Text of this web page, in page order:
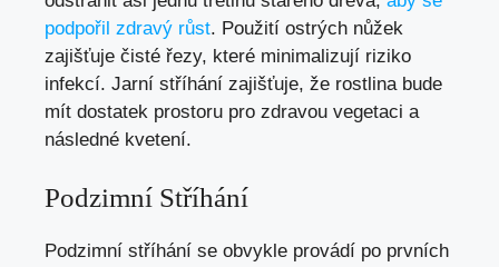
podpořil zdravý růst. Použití ostrých nůžek
zajišťuje čisté řezy, které minimalizují riziko
infekcí. Jarní stříhání zajišťuje, že rostlina bude
mít dostatek prostoru pro zdravou vegetaci a
následné kvetení.
Podzimní Stříhání
Podzimní stříhání se obvykle provádí po prvních